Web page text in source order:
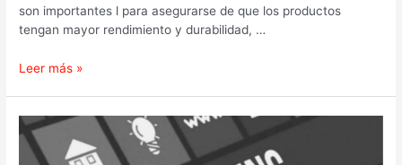
son importantes l para asegurarse de que los productos
tengan mayor rendimiento y durabilidad, …
Leer más »
¿Tienes
outsourcing